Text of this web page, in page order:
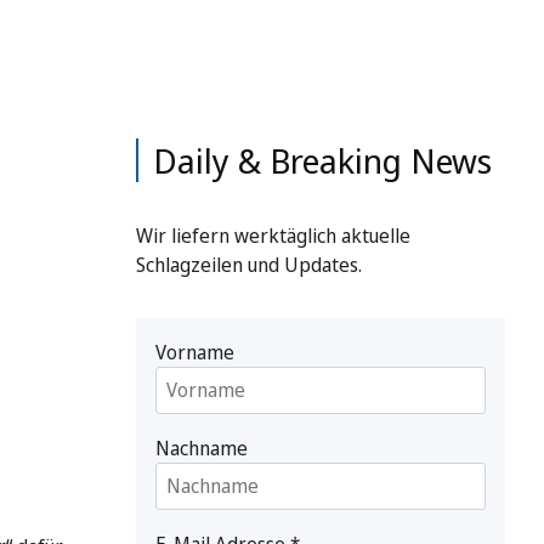
Daily & Breaking News
Wir liefern werktäglich aktuelle
Schlagzeilen und Updates.
Vorname
Nachname